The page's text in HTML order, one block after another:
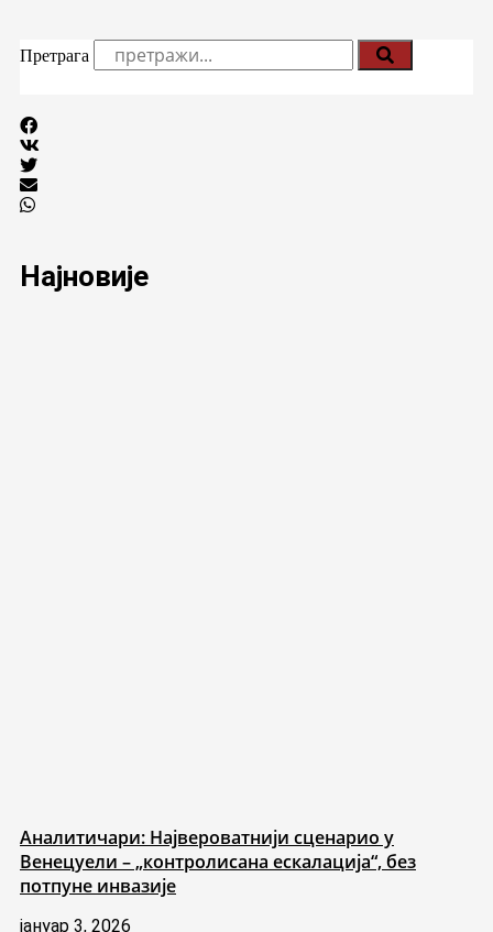
Претрага
Најновије
Аналитичари: Највероватнији сценарио у
Венецуели – „контролисана ескалација“, без
потпуне инвазије
јануар 3, 2026